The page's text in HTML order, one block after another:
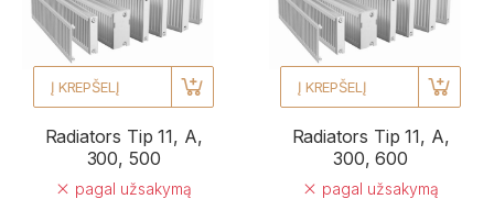
Į KREPŠELĮ
Radiators Tip 11, A,
300, 500
pagal užsakymą
Į KREPŠELĮ
Radiators Tip 11, A,
300, 600
pagal užsakymą